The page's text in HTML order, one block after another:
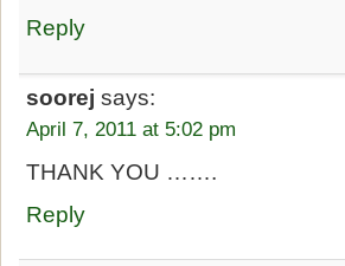
Reply
soorej says:
April 7, 2011 at 5:02 pm
THANK YOU …….
Reply